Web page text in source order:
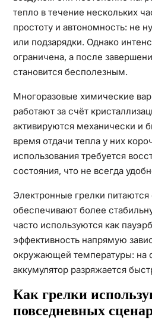
тепло в течение нескольких
простоту и автономность: не
или подзарядки. Однако
ограничена, а после
становится бесполезным.
Многоразовые химические
работают за счёт
активируются механически и
время отдачи тепла у них
использования требуется
состояния, что не всегда
Электронные грелки питаются
обеспечивают более
часто используются как
эффективность напрямую
окружающей температуры: на
аккумулятор разряжается
Как грелки
повседневных